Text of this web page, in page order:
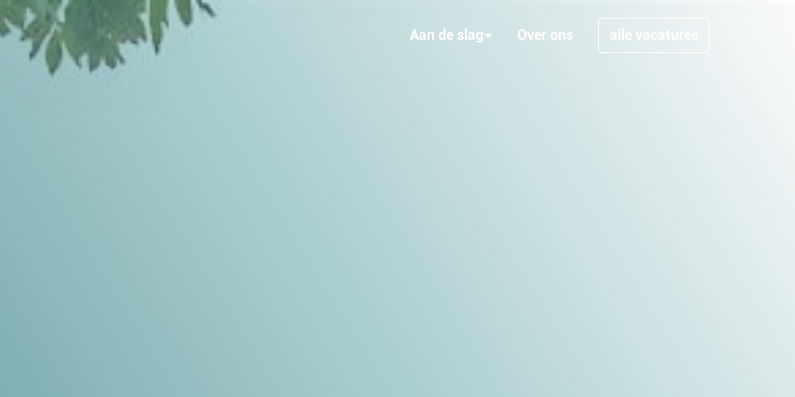
Aan de slag Over ons alle vacatures